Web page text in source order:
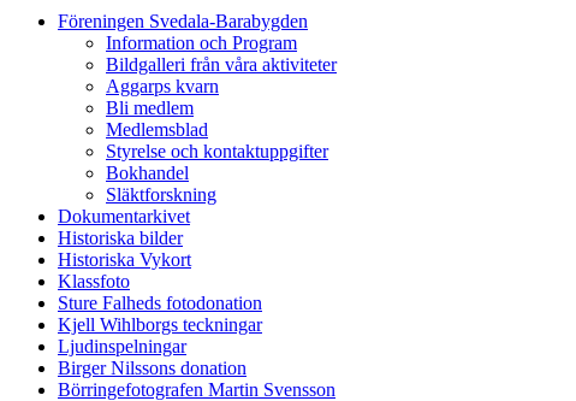
Föreningen Svedala-Barabygden
Information och Program
Bildgalleri från våra aktiviteter
Aggarps kvarn
Bli medlem
Medlemsblad
Styrelse och kontaktuppgifter
Bokhandel
Släktforskning
Dokumentarkivet
Historiska bilder
Historiska Vykort
Klassfoto
Sture Falheds fotodonation
Kjell Wihlborgs teckningar
Ljudinspelningar
Birger Nilssons donation
Börringefotografen Martin Svensson